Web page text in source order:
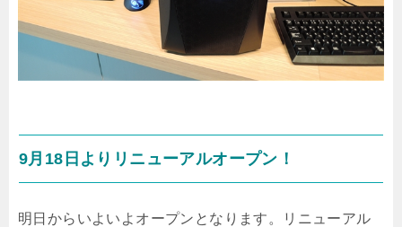
9月18日よりリニューアルオープン！
明日からいよいよオープンとなります。リニューアル